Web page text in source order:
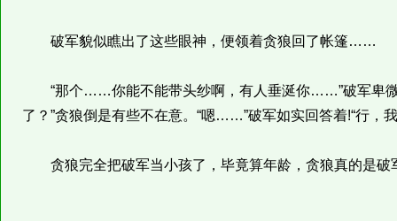
破军貌似瞧出了这些眼神，便领着贪狼回了帐篷……
“那个……你能不能带头纱啊，有人垂涎你……”破军卑微
了？”贪狼倒是有些不在意。“嗯……”破军如实回答着!“行
贪狼完全把破军当小孩了，毕竟算年龄，贪狼真的是破